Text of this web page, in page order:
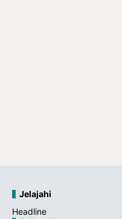
Jelajahi
Headline